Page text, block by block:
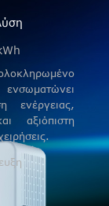
ενέργειας,
αξιόπιστη